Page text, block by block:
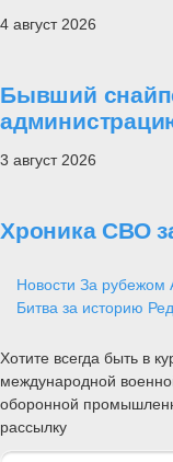
4 август 2026
Бывший
3 август 2026
Хроника СВО
Новости За рубежом
Битва за историю
Хотите всегда быть в
международной
оборонной
рассылку